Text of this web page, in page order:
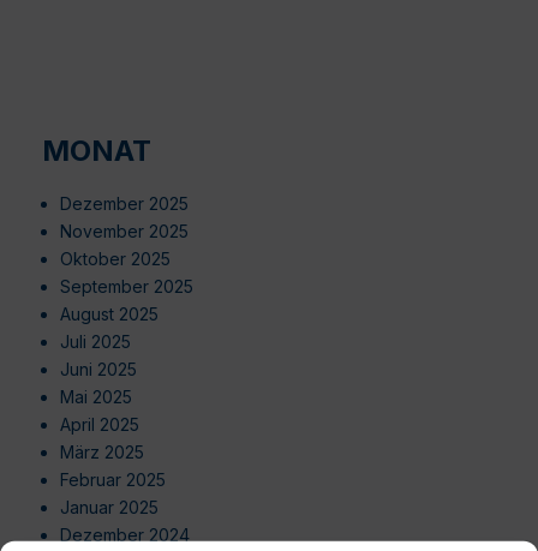
MONAT
Dezember 2025
November 2025
Oktober 2025
September 2025
August 2025
Juli 2025
Juni 2025
Mai 2025
April 2025
März 2025
Februar 2025
Januar 2025
Dezember 2024